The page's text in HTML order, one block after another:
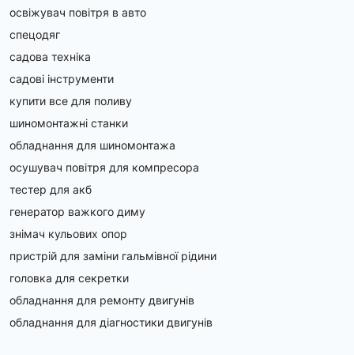
освіжувач повітря в авто
спецодяг
садова техніка
садові інструменти
купити все для поливу
шиномонтажні станки
обладнання для шиномонтажа
осушувач повітря для компресора
тестер для акб
генератор важкого диму
знімач кульових опор
пристрій для заміни гальмівної рідини
головка для секретки
обладнання для ремонту двигунів
обладнання для діагностики двигунів